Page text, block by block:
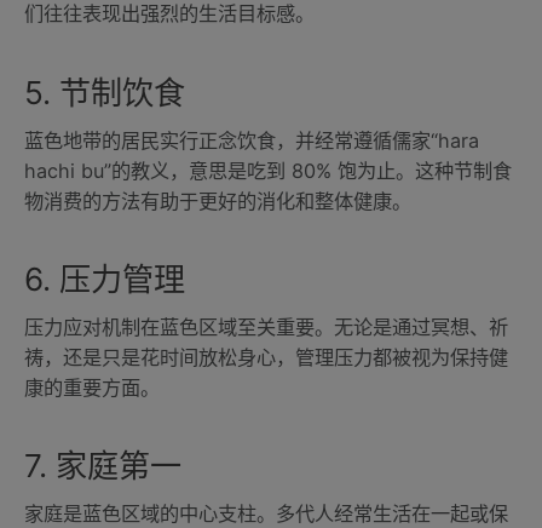
们往往表现出强烈的生活目标感。
5. 节制饮食
蓝色地带的居民实行正念饮食，并经常遵循儒家“hara
hach​​i bu”的教义，意思是吃到 80% 饱为止。这种节制食
物消费的方法有助于更好的消化和整体健康。
6. 压力管理
压力应对机制在蓝色区域至关重要。无论是通过冥想、祈
祷，还是只是花时间放松身心，管理压力都被视为保持健
康的重要方面。
7. 家庭第一
家庭是蓝色区域的中心支柱。多代人经常生活在一起或保